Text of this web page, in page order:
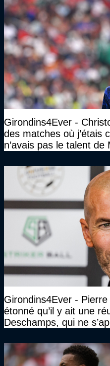
Girondins4Ever -
des matches où j’étais
n’avais pas le talent de
quelque chose d’assez
Girondins4Ever -
étonné qu’il y ait une
Deschamps, qui ne